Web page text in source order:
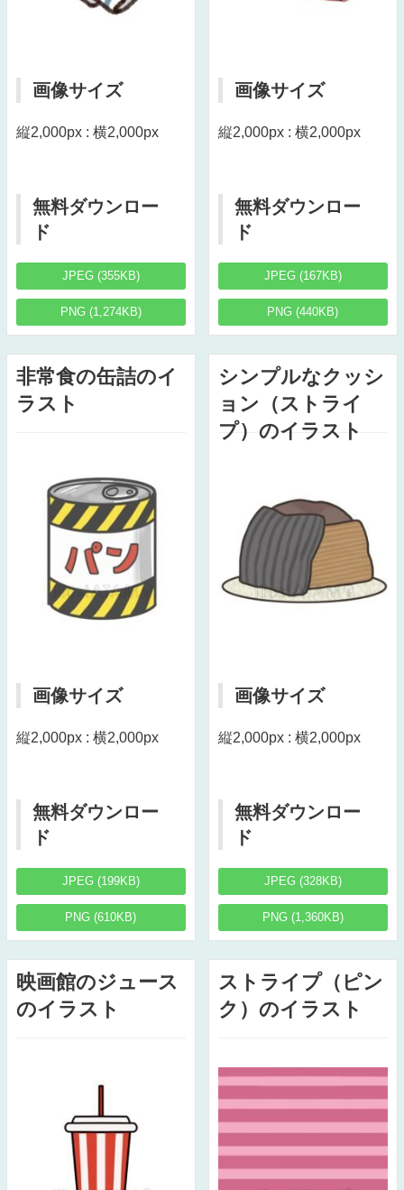
画像サイズ
縦2,000px : 横2,000px
無料ダウンロー
ド
JPEG (355KB)
PNG (1,274KB)
画像サイズ
縦2,000px : 横2,000px
無料ダウンロー
ド
JPEG (167KB)
PNG (440KB)
非常食の缶詰のイ
ラスト
画像サイズ
縦2,000px : 横2,000px
無料ダウンロー
ド
JPEG (199KB)
PNG (610KB)
シンプルなクッシ
ョン（ストライ
プ）のイラスト
画像サイズ
縦2,000px : 横2,000px
無料ダウンロー
ド
JPEG (328KB)
PNG (1,360KB)
映画館のジュース
のイラスト
ストライプ（ピン
ク）のイラスト